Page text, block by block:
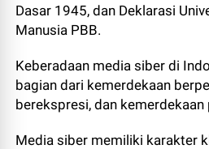
Dasar 1945, dan Deklarasi
Manusia PBB.
Keberadaan media siber di
bagian dari kemerdekaan
berekspresi, dan kemerdekaan
Media siber memiliki karakter